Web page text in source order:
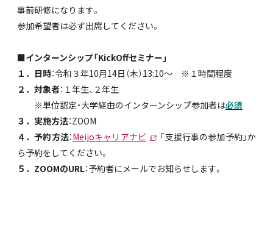
事前研修になります。
参加希望者は必ず出席してください。
■インターンシップ「KickOffセミナー」
１．日時：令和３年10月14日（木）13:10～ ※１時間程度
２．対象者：１年生、２年生
※単位認定・大学経由のインターンシップ参加者は必須
３．実施方法：ZOOM
４．予約方法：Meijoキャリアナビ
「支援行事の参加予約」か
ら予約をしてください。
５．ZOOMのURL：予約者にメールでお知らせします。